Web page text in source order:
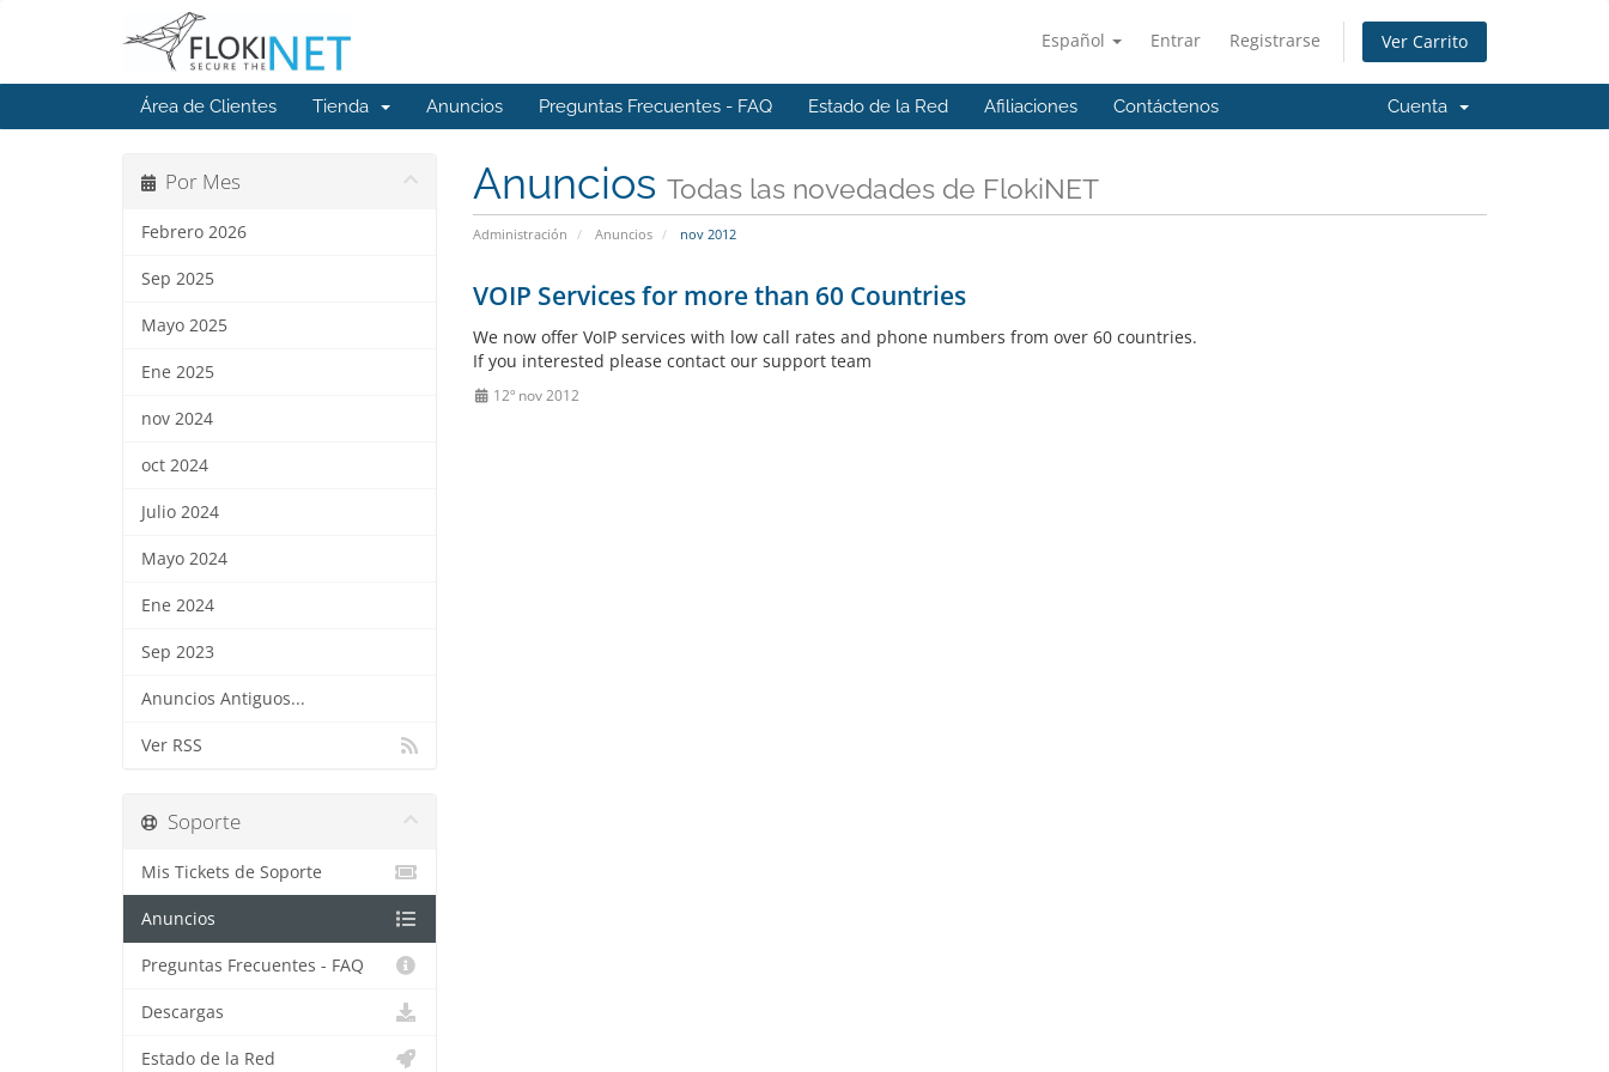
Español Entrar Registrarse Ver Carrito
Área de Clientes Tienda Anuncios Preguntas Frecuentes - FAQ Estado de la Red Afiliaciones Contáctenos Cuenta
Anuncios Todas las novedades de FlokiNET
Administración Anuncios nov 2012
Por Mes
Febrero 2026
Sep 2025
Mayo 2025
Ene 2025
nov 2024
oct 2024
Julio 2024
Mayo 2024
Ene 2024
Sep 2023
Anuncios Antiguos...
Ver RSS
VOIP Services for more than 60 Countries
We now offer VoIP services with low call rates and phone numbers from over 60 countries.
If you interested please contact our support team
12º nov 2012
Soporte
Mis Tickets de Soporte
Anuncios
Preguntas Frecuentes - FAQ
Descargas
Estado de la Red